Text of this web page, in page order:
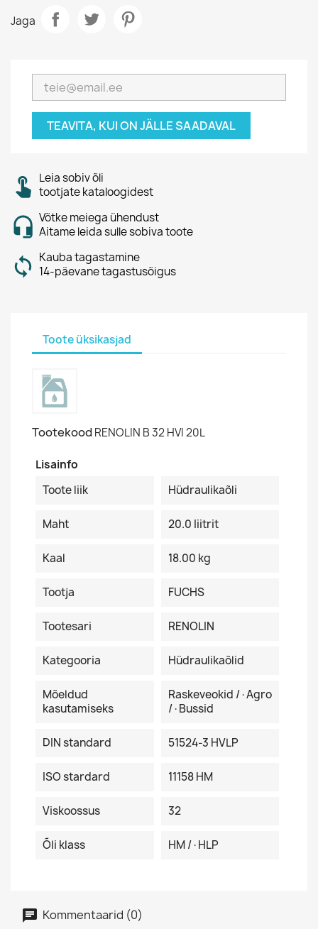
Jaga
TEAVITA, KUI ON JÄLLE SAADAVAL
Leia sobiv õli
tootjate kataloogidest
Võtke meiega ühendust
Aitame leida sulle sobiva toote
Kauba tagastamine
14-päevane tagastusõigus
Toote üksikasjad
Tootekood RENOLIN B 32 HVI 20L
Lisainfo
Toote liik
Hüdraulikaõli
Maht 20.0 Iiitrit
Kaal 18.00 kg
Tootja FUCHS
Tootesari RENOLIN
Kategooria Hüdraulikaõlid
Mõeldud
kasutamiseks
Raskeveokid /·Agro
/·Bussid
DIN standard 51524-3 HVLP
ISO stardard 11158 HM
Viskoossus 32
Õli klass HM /·HLP
Kommentaarid (0)